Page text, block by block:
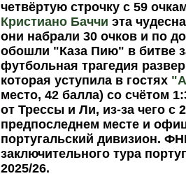
четвёртую строчку с 59
Кристиано Баччи эта
они набрали 30 очков и по
обошли "Каза Пию" в битве
футбольная трагедия
которая уступила в гостях
место, 42 балла) со счётом
от Трессы и Ли, из-за чего с
предпоследнем месте и
португальский дивизион.
заключительного тура
2025/26.